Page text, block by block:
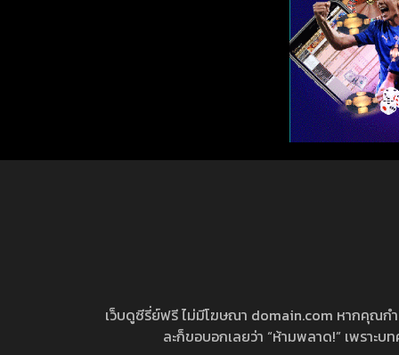
เว็บดูซีรี่ย์ฟรี ไม่มีโฆษณา domain.com หากคุณก
ละก็ขอบอกเลยว่า “ห้ามพลาด!” เพราะ